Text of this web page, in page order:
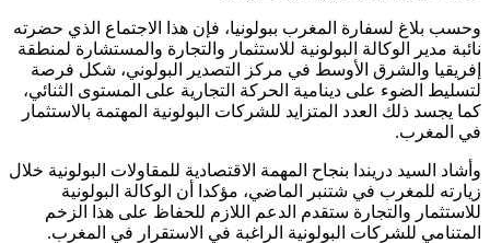
وحسب بلاغ لسفارة المغرب ببولونيا، فإن هذا الاجتماع الذي حضرته
نائبة مدير الوكالة البولونية للاستثمار والتجارة والمستشارة لمنطقة
إفريقيا والشرق الأوسط في مركز التصدير البولوني، شكل فرصة
لتسليط الضوء على دينامية الحركة التجارية على المستوى الثنائي،
كما يجسد ذلك العدد المتزايد للشركات البولونية المهتمة بالاستثمار
في المغرب.
وأشاد السيد دريندا بنجاح المهمة الاقتصادية للمقاولات البولونية خلال
زيارته للمغرب في شتنبر الماضي، مؤكدا أن الوكالة البولونية
للاستثمار والتجارة ستقدم الدعم اللازم للحفاظ على هذا الزخم
المتنامي للشركات البولونية الراغبة في الاستقرار في المغرب.